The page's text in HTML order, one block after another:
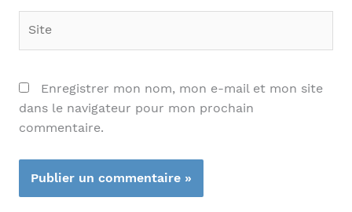
Enregistrer mon nom, mon e-mail et mon site
dans le navigateur pour mon prochain
commentaire.